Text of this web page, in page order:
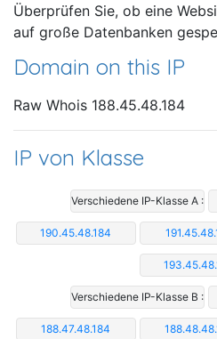
Überprüfen Sie, ob eine
auf große Datenbanken
Domain on this IP
Raw Whois 188.45.48.184
IP von Klasse
Verschiedene IP-Klasse A :
190.45.48.184
Verschiedene IP-Klasse B :
188.47.48.184